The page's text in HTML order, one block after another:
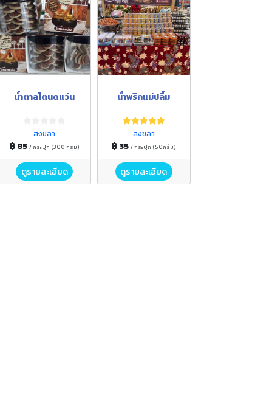
น้ำตาลโตนดแว่น
สงขลา
฿ 85 / กระปุก (300 กรัม)
ดูรายละเอียด
น้ำพริกแม่ปลื้ม
สงขลา
฿ 35 / กระปุก (50กรัม)
ดูรายละเอียด